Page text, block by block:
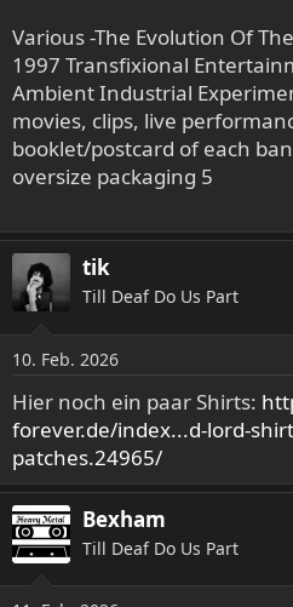
Various -The Evolution Of
1997 Transfixional
Ambient Industrial
movies, clips, live
booklet/postcard of each
oversize packaging 5
tik
Till Deaf Do Us Part
10. Feb. 2026
Hier noch ein paar Shirts:
forever.de/index...d-lord-
patches.24965/
Bexham
Till Deaf Do Us Part